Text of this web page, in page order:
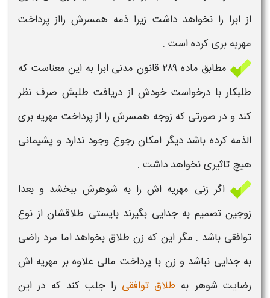
از ابرا را نخواهد داشت زیرا ذمه همسرش رااز پرداخت
مهریه بری کرده است .
مطابق ماده ۲۸۹ قانون مدنی ابرا به این معناست که
طلبکار با درخواست خودش از دریافت طلبش صرف نظر
کند و در صورتی که زوجه همسرش را از پرداخت مهریه بری
الذمه کرده باشد دیگر امکان رجوع وجود ندارد و پشیمانی
هیچ تاثیری نخواهد داشت .
اگر زنی مهریه اش را به شوهرش ببخشد و بعدا
زوجین تصمیم به جدایی بگیرند بایستی طلاقشان از نوع
توافقی باشد . مگر این که زن طلاق بخواهد اما مرد راضی
به جدایی نباشد و زن با پرداخت مالی علاوه بر مهریه اش
رضایت شوهر به طلاق توافقی را جلب کند که در این